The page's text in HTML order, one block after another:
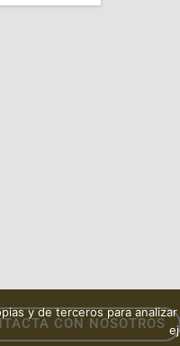
CON NOSOTROS
y de terceros para